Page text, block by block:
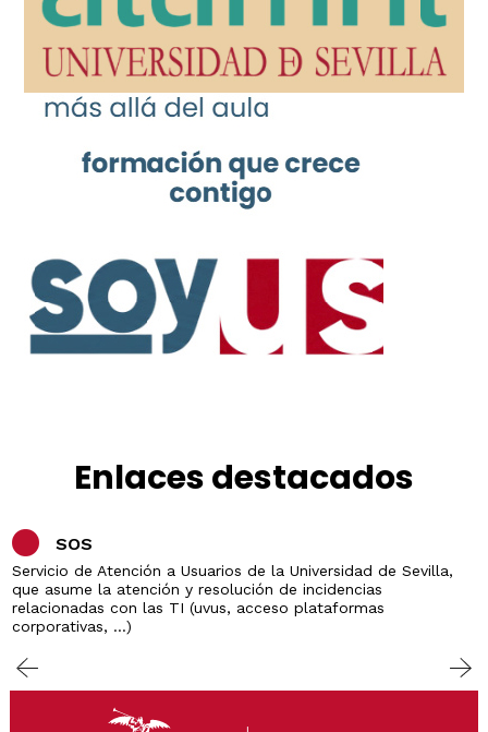
Enlaces destacados
SOS
Servicio de Atención a Usuarios de la Universidad de Sevilla,
que asume la atención y resolución de incidencias
relacionadas con las TI (uvus, acceso plataformas
corporativas, ...)